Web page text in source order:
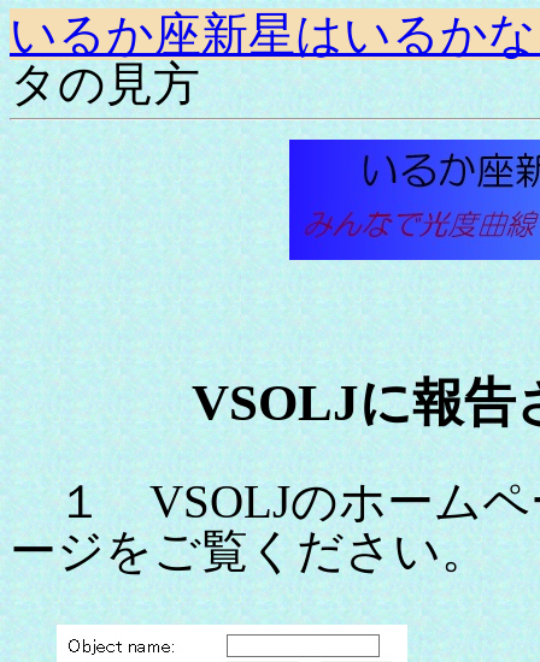
いるか座新星はいるか
タの見方
VSOLJに報告
１ VSOLJのホームペ
ージをご覧ください。